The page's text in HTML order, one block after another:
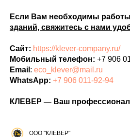
Если Вам необходимы
зданий, свяжитесь с нами
Сайт: https://klever-company.ru/
Мобильный телефон: +7 906
Email : eco_klever@mail.ru
WhatsApp: +7 906 011-92-94
КЛЕВЕР — Ваш профессионал
ООО "КЛЕВЕР"